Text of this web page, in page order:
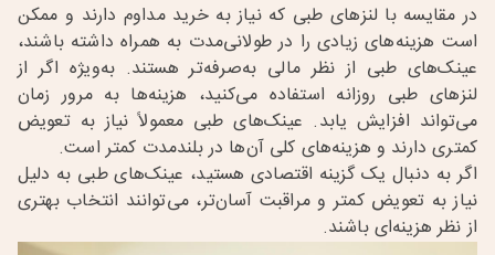
در مقایسه با لنزهای طبی که نیاز به خرید مداوم دارند و ممکن
است هزینه‌های زیادی را در طولانی‌مدت به همراه داشته باشند،
عینک‌های طبی از نظر مالی به‌صرفه‌تر هستند. به‌ویژه اگر از
لنزهای طبی روزانه استفاده می‌کنید، هزینه‌ها به مرور زمان
می‌تواند افزایش یابد. عینک‌های طبی معمولاً نیاز به تعویض
کمتری دارند و هزینه‌های کلی آن‌ها در بلندمدت کمتر است.
اگر به دنبال یک گزینه اقتصادی هستید، عینک‌های طبی به دلیل
نیاز به تعویض کمتر و مراقبت آسان‌تر، می‌توانند انتخاب بهتری
از نظر هزینه‌ای باشند.